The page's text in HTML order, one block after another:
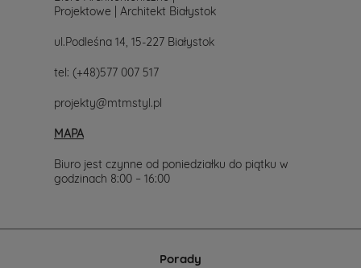
Projektowe | Architekt Białystok
ul.Podleśna 14, 15-227 Białystok
tel: (+48)577 007 517
projekty@mtmstyl.pl
MAPA
Biuro jest czynne od poniedziałku do piątku w
godzinach 8:00 – 16:00
Porady